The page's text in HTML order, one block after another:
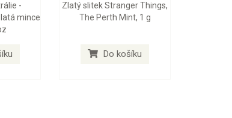
-
mince
Zlatý slitek Stranger Things,
The Perth Mint, 1 g
Do košíku